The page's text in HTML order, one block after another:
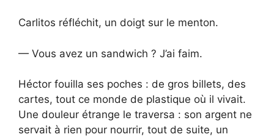
Carlitos réfléchit, un doigt sur le menton.
— Vous avez un sandwich ? J’ai faim.
Héctor fouilla ses poches : de gros billets, des
cartes, tout ce monde de plastique où il vivait.
Une douleur étrange le traversa : son argent ne
servait à rien pour nourrir, tout de suite, un